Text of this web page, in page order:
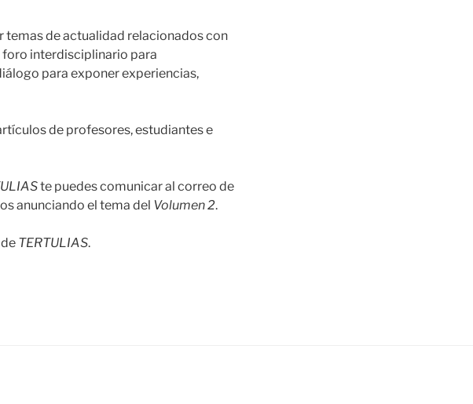
temas de actualidad relacionados con
foro interdisciplinario para
para exponer experiencias,
de profesores, estudiantes e
te puedes comunicar al correo de
anunciando el tema del Volumen 2.
TERTULIAS.